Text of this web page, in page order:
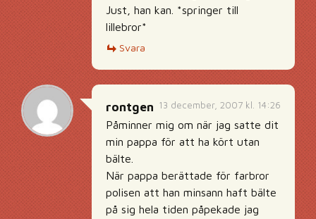
Just, han kan. *springer till
lillebror*
Svara
13 december, 2007 kl. 14:26
rontgen
Påminner mig om när jag satte dit
min pappa för att ha kört utan
bälte.
När pappa berättade för farbror
polisen att han minsann haft bälte
på sig hela tiden påpekade jag